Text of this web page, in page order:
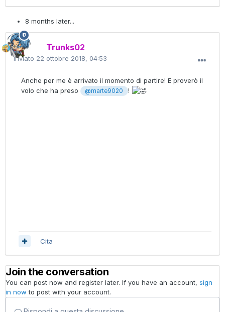
8 months later...
Trunks02
Inviato 22 ottobre 2018, 04:53
Anche per me è arrivato il momento di partire! E proverò il
volo che ha preso
@marte9020 !
Cita
Join the conversation
You can post now and register later. If you have an account, sign
in now to post with your account.